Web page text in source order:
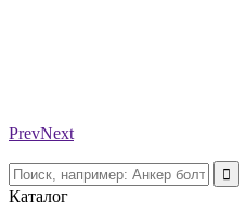
PrevNext
Каталог